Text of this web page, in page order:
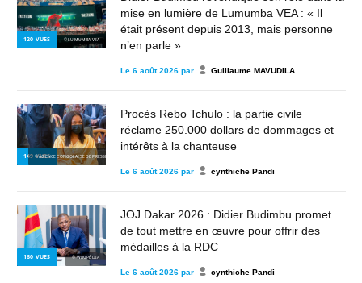
120 VUES © LUMUMBA VEA
mise en lumière de Lumumba VEA : « Il
était présent depuis 2013, mais personne
n’en parle »
Le 6 août 2026 par Guillaume MAVUDILA
149 VUES
© AGENCE CONGOLAISE DE PRESSE
Procès Rebo Tchulo : la partie civile
réclame 250.000 dollars de dommages et
intérêts à la chanteuse
Le 6 août 2026 par cynthiche Pandi
160 VUES © WIKIPÉDIA
JOJ Dakar 2026 : Didier Budimbu promet
de tout mettre en œuvre pour offrir des
médailles à la RDC
Le 6 août 2026 par cynthiche Pandi